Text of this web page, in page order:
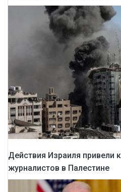
Действия Израиля привели
журналистов в Палестине